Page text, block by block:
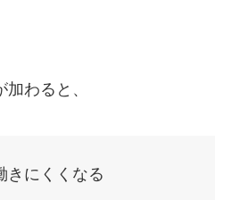
わると、
きにくくなる